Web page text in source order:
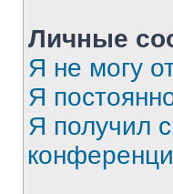
Личные
Я не могу
Я
Я получил